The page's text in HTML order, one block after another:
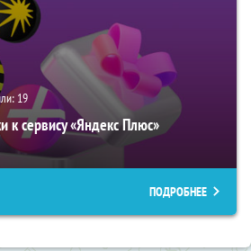
19
к сервису «Яндекс Плюс»
ПОДРОБНЕЕ